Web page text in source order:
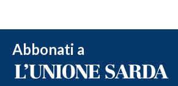
Abbonati a